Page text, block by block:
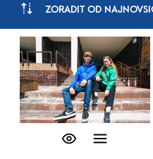
ZORADIŤ OD